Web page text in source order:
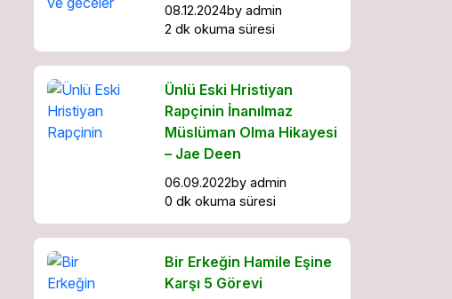
08.12.2024by admin
2 dk okuma süresi
Ünlü Eski Hristiyan
Rapçinin İnanılmaz
Müslüman Olma Hikayesi
– Jae Deen
06.09.2022by admin
0 dk okuma süresi
Bir Erkeğin Hamile Eşine
Karşı 5 Görevi